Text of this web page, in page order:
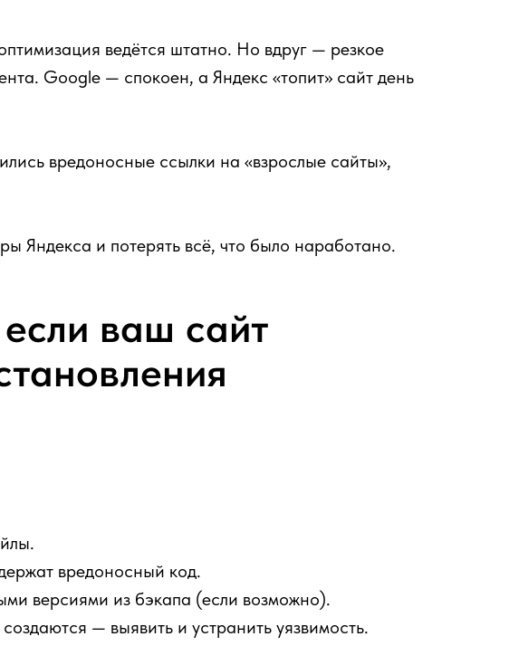
ведётся штатно. Но вдруг — резкое
Google — спокоен, а Яндекс «топит» сайт день
вредоносные ссылки на «взрослые сайты»,
Яндекса и потерять всё, что было наработано.
ваш сайт
вредоносный код.
версиями из бэкапа (если возможно).
— выявить и устранить уязвимость.